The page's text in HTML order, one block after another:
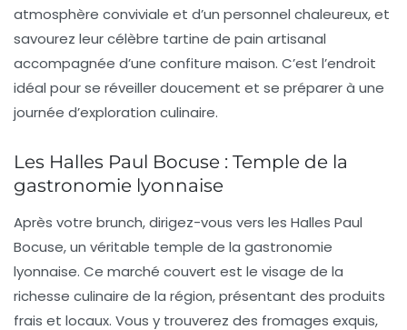
atmosphère conviviale et d’un personnel chaleureux, et
savourez leur célèbre tartine de pain artisanal
accompagnée d’une confiture maison. C’est l’endroit
idéal pour se réveiller doucement et se préparer à une
journée d’exploration culinaire.
Les Halles Paul Bocuse : Temple de la
gastronomie lyonnaise
Après votre brunch, dirigez-vous vers les Halles Paul
Bocuse, un véritable temple de la gastronomie
lyonnaise. Ce marché couvert est le visage de la
richesse culinaire de la région, présentant des produits
frais et locaux. Vous y trouverez des fromages exquis,